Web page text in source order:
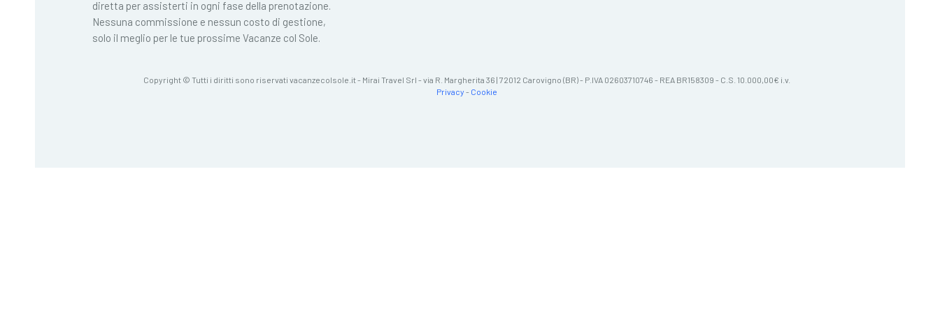
diretta per assisterti in ogni fase della prenotazione.
Nessuna commissione e nessun costo di gestione,
solo il meglio per le tue prossime Vacanze col Sole.
Copyright © Tutti i diritti sono riservati vacanzecolsole.it - Mirai Travel Srl - via R. Margherita 36 | 72012 Carovigno (BR) - P.IVA 02603710746 - REA BR158309 - C.S. 10.000,00€ i.v.
Privacy - Cookie